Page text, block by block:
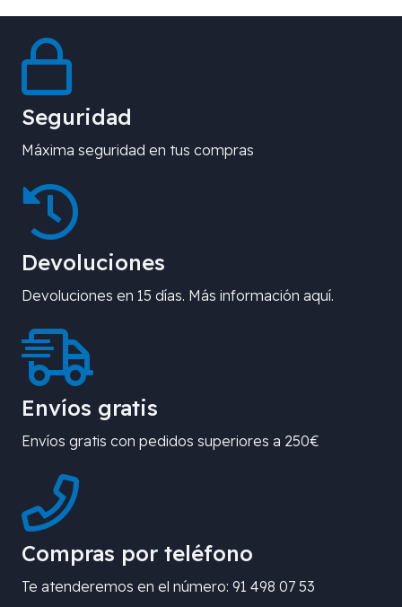
Seguridad
Máxima seguridad en tus compras
Devoluciones
Devoluciones en 15 días. Más información aquí.
Envíos gratis
Envíos gratis con pedidos superiores a 250€
Compras por teléfono
Te atenderemos en el número: 91 498 07 53